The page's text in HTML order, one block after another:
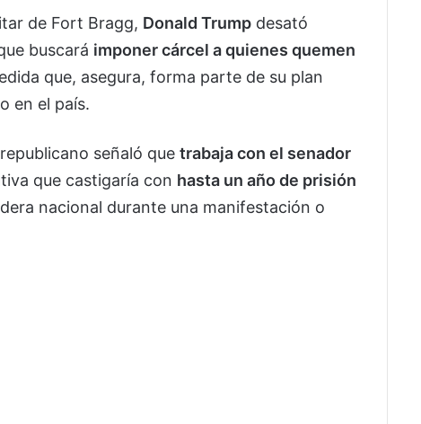
de Fort Bragg, Donald Trump desató
buscará imponer cárcel a quienes quemen
que, asegura, forma parte de su plan
en el país.
señaló que trabaja con el senador
que castigaría con hasta un año de prisión
nacional durante una manifestación o